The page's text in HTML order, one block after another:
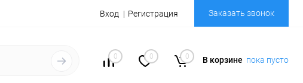
Вход Регистрация Заказать звонок
0 0 0 В корзине пока пусто